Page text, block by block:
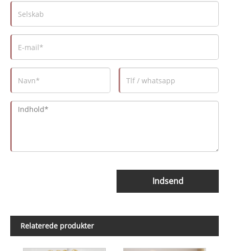
Indsend
Relaterede produkter